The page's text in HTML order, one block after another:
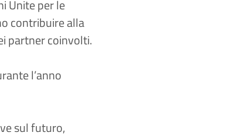
Unite per le
contribuire alla
partner coinvolti.
l’anno
sul futuro,